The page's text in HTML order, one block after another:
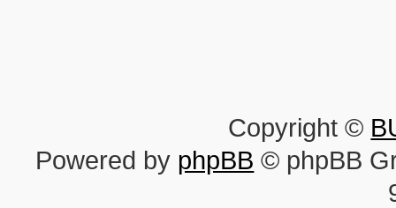
Copyright ©
Powered by phpBB © phpBB